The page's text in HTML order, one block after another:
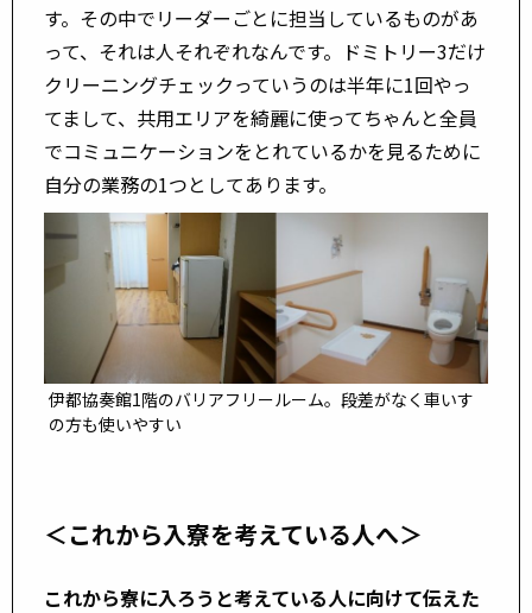
す。その中でリーダーごとに担当しているものがあ
って、それは人それぞれなんです。ドミトリー3だけ
クリーニングチェックっていうのは半年に1回やっ
てまして、共用エリアを綺麗に使ってちゃんと全員
でコミュニケーションをとれているかを見るために
自分の業務の1つとしてあります。
伊都協奏館1階のバリアフリールーム。段差がなく車いす
の方も使いやすい
＜これから入寮を考えている人へ＞
これから寮に入ろうと考えている人に向けて伝えた